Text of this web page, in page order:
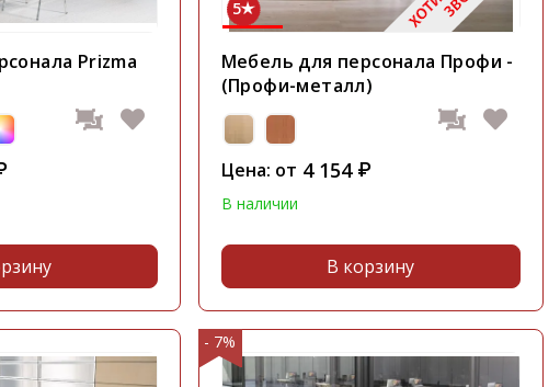
Prizma
5
Мебель для персонала Профи -
(Профи-металл)
Цена: от 4 154 ₽
В наличии
В корзину
- 7%